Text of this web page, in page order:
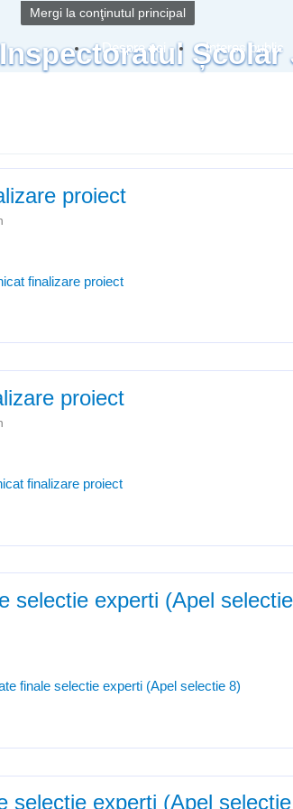
Mergi la conţinutul principal
Inspectoratul Școlar
Despre noi Interes public
proiect
finalizare proiect
proiect
finalizare proiect
selectie experti (Apel
finale selectie experti (Apel selectie 8)
selectie experti (Apel